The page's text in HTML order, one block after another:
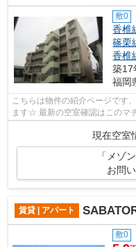
敷0
香椎
篠栗
香椎
築17
福岡
こちらは物件の紹介ページです
ます☆ 最新の空室確認はこのマ
現在空室
「メゾ
お問
賃貸 | アパート
敷0